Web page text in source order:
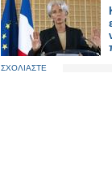
ΣΧΟΛΙΑΣΤΕ